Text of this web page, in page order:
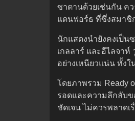
ซาตานด้วยเช่นกัน ค
แดนฟอร์ธ ที่ซึ่งสมาชิ
นักแสดงนำยังคงเป็น
เกลลาร์ และอีไลจา
อย่างเหนียวแน่น ทั้งใ
โดยภาพรวม Ready
รอดและความลึกลับข
ชัดเจน ไม่ควรพลาดเ